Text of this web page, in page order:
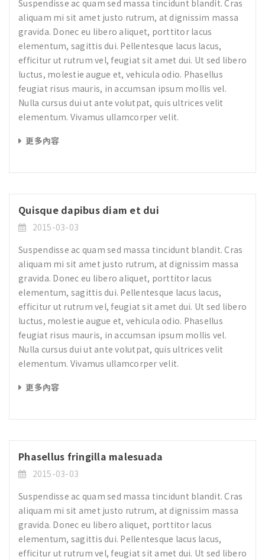
Suspendisse ac quam sed massa tincidunt blandit. Cras
aliquam mi sit amet justo rutrum, at dignissim massa
gravida. Donec eu libero aliquet, porttitor lacus
elementum, sagittis dui. Pellentesque lacus lacus,
efficitur ut rutrum vel, feugiat sit amet dui. Ut sed libero
luctus, molestie augue et, vehicula odio. Phasellus
feugiat risus mauris, in accumsan ipsum mollis vel.
Nulla cursus dui ut ante volutpat, quis ultrices velit
elementum. Vivamus ullamcorper velit.
更多內容
Quisque dapibus diam et dui
2015-03-03
Suspendisse ac quam sed massa tincidunt blandit. Cras
aliquam mi sit amet justo rutrum, at dignissim massa
gravida. Donec eu libero aliquet, porttitor lacus
elementum, sagittis dui. Pellentesque lacus lacus,
efficitur ut rutrum vel, feugiat sit amet dui. Ut sed libero
luctus, molestie augue et, vehicula odio. Phasellus
feugiat risus mauris, in accumsan ipsum mollis vel.
Nulla cursus dui ut ante volutpat, quis ultrices velit
elementum. Vivamus ullamcorper velit.
更多內容
Phasellus fringilla malesuada
2015-03-03
Suspendisse ac quam sed massa tincidunt blandit. Cras
aliquam mi sit amet justo rutrum, at dignissim massa
gravida. Donec eu libero aliquet, porttitor lacus
elementum, sagittis dui. Pellentesque lacus lacus,
efficitur ut rutrum vel, feugiat sit amet dui. Ut sed libero